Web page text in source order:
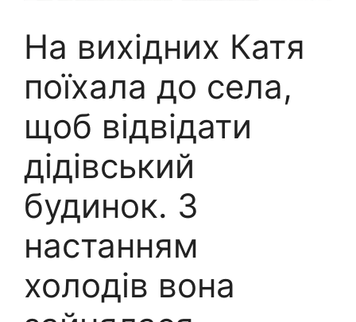
На вихідних Катя
поїхала до села,
щоб відвідати
дідівський
будинок. З
настанням
холодів вона